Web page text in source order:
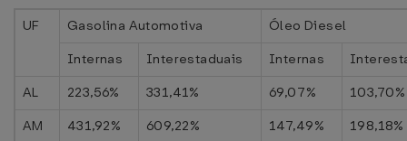
UF Gasolina Automotiva
Óleo Diesel
Internas
Interestaduais Internas
AL
223,56% 331,41% 69,07%
103,70%
AM
431,92% 609,22% 147,49%
198,18%